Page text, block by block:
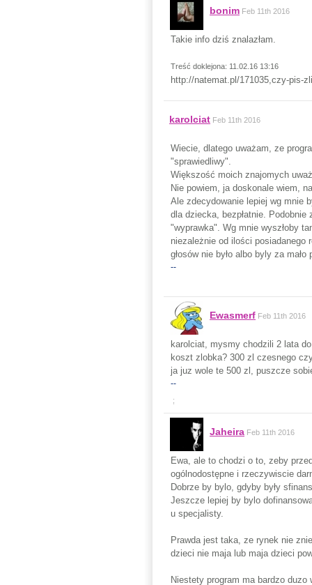
bonim Feb 11th 2016
Takie info dziś znalazłam.
Treść doklejona: 11.02.16 13:16
http://natemat.pl/171035,czy-pis-
karolciat Feb 11th 2016
Wiecie, dlatego uważam, ze
"sprawiedliwy".
Większość moich znajomych
Nie powiem, ja doskonale wiem,
Ale zdecydowanie lepiej wg mnie
dla dziecka, bezpłatnie.
"wyprawka". Wg mnie wyszłoby
niezależnie od ilości posiadanego
głosów nie było albo byly za mało
--
Ewasmerf Feb 11th 2016
karolciat, mysmy chodzili 2 lata
koszt zlobka? 300 zl czesnego
ja juz wole te 500 zl, puszcze
--
;
Jaheira Feb 11th 2016
Ewa, ale to chodzi o to, zeby
ogólnodostępne i rzeczywiscie
Dobrze by bylo, gdyby były
Jeszcze lepiej by bylo
u specjalisty.
Prawda jest taka, ze rynek nie
dzieci nie maja lub maja dzieci
Niestety program ma bardzo